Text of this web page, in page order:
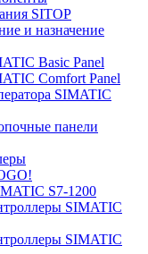
SITOP
и назначение
Basic Panel
Comfort Panel
SIMATIC
панели
S7-1200
SIMATIC
SIMATIC